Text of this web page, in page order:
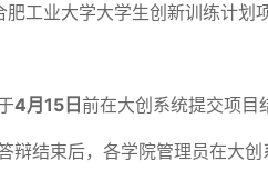
工业大学大学生创新训练计
4月15日 前在大创系统提交项目
辩结束后，各学院管理员在大